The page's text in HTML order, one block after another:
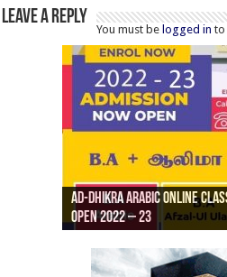
Leave a Reply
You must belogged in to
Ad-Dhikra Arabic Online
Open 2022 – 23
Ad-Dhikra Arabic Online
AD DHIKRA ARABIC COLLEGE
ரியாத் ஜும்ஆ தமிழாக்கம்,
Masjid (Kuwait Masjid),